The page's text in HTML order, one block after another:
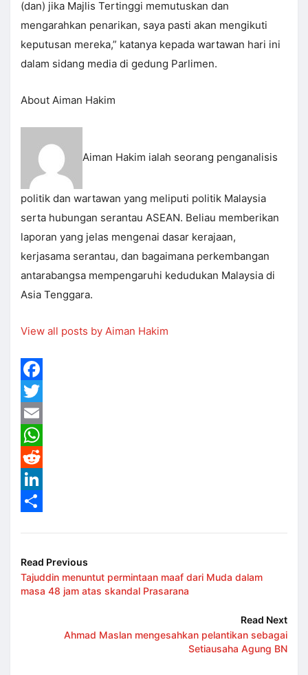
(dan) jika Majlis Tertinggi memutuskan dan
mengarahkan penarikan, saya pasti akan mengikuti
keputusan mereka,” katanya kepada wartawan hari ini
dalam sidang media di gedung Parlimen.
About Aiman Hakim
Aiman Hakim ialah seorang penganalisis
politik dan wartawan yang meliputi politik Malaysia
serta hubungan serantau ASEAN. Beliau memberikan
laporan yang jelas mengenai dasar kerajaan,
kerjasama serantau, dan bagaimana perkembangan
antarabangsa mempengaruhi kedudukan Malaysia di
Asia Tenggara.
View all posts by Aiman Hakim
Facebook
Twitter
Email
WhatsApp
Reddit
LinkedIn
Read Previous
Tajuddin menuntut permintaan maaf dari Muda dalam
masa 48 jam atas skandal Prasarana
Read Next
Ahmad Maslan mengesahkan pelantikan sebagai
Setiausaha Agung BN